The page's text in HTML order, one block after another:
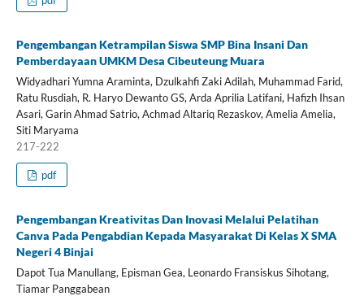
Pengembangan Ketrampilan Siswa SMP Bina Insani Dan
Pemberdayaan UMKM Desa Cibeuteung Muara
Widyadhari Yumna Araminta, Dzulkahfi Zaki Adilah, Muhammad Farid,
Ratu Rusdiah, R. Haryo Dewanto GS, Arda Aprilia Latifani, Hafizh Ihsan
Asari, Garin Ahmad Satrio, Achmad Altariq Rezaskov, Amelia Amelia,
Siti Maryama
217-222
pdf
Pengembangan Kreativitas Dan Inovasi Melalui Pelatihan
Canva Pada Pengabdian Kepada Masyarakat Di Kelas X SMA
Negeri 4 Binjai
Dapot Tua Manullang, Episman Gea, Leonardo Fransiskus Sihotang,
Tiamar Panggabean